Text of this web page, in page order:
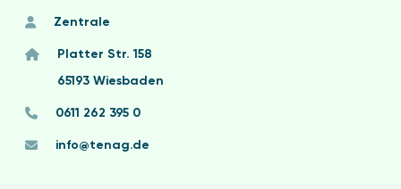
Zentrale
Platter Str. 158
65193 Wiesbaden
0611 262 395 0
info@tenag.de